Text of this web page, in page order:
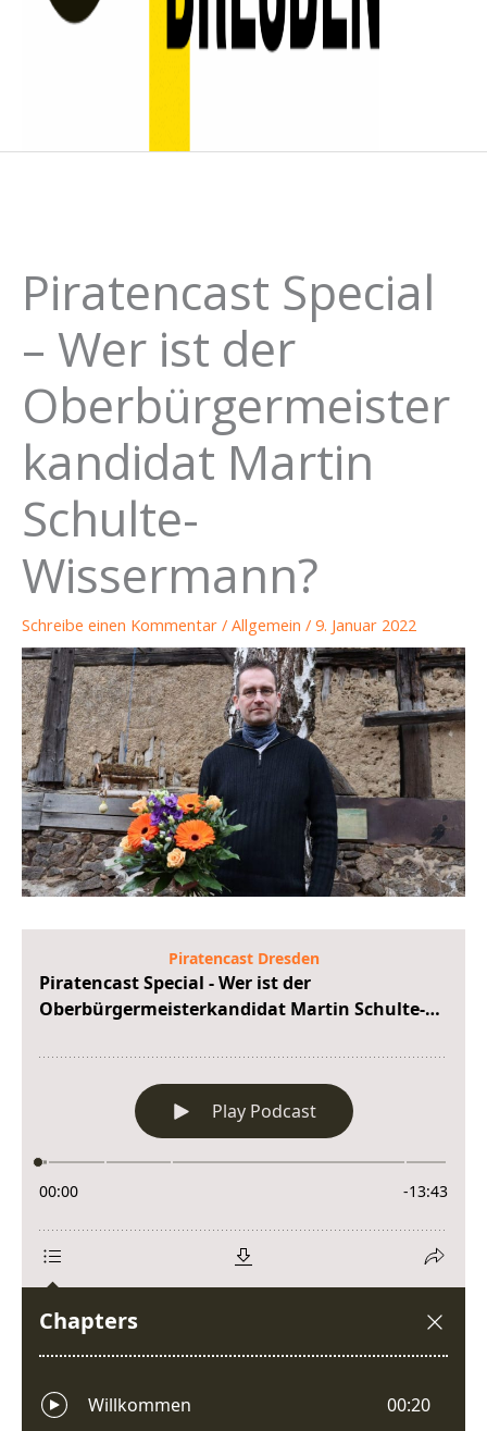
Piratencast Special
– Wer ist der
Oberbürgermeister
kandidat Martin
Schulte-
Wissermann?
Schreibe einen Kommentar / Allgemein / 9. Januar 2022